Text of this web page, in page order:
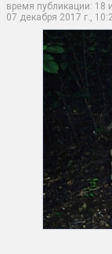
время публикации: 18
07 декабря 2017 г.,